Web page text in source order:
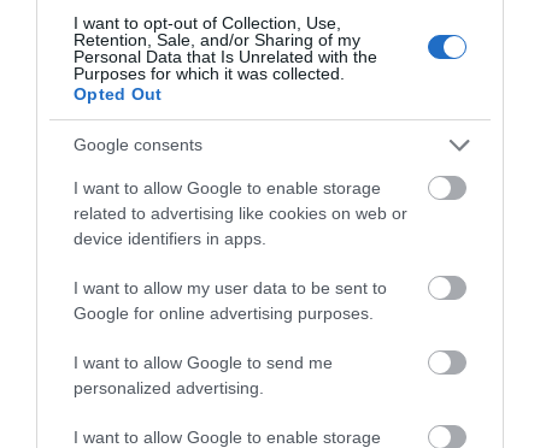
I want to opt-out of Collection, Use,
Retention, Sale, and/or Sharing of my
Personal Data that Is Unrelated with the
Purposes for which it was collected.
Opted Out
Google consents
I want to allow Google to enable storage
related to advertising like cookies on web or
device identifiers in apps.
I want to allow my user data to be sent to
Google for online advertising purposes.
I want to allow Google to send me
personalized advertising.
I want to allow Google to enable storage
Σε πλήρη ετοιμότητα για
ενδεχόμενο πυρκαγιάς σήμερα ο
Δήμος Χαλκιδέων- Χρήσιμα
τηλέφωνα
09.08.2026 | 10:40
και στην Εύβοια;
09.08.2026 | 10:20
Εύβοια: Νέες πινακίδες
για τον κίνδυνο
πυρκαγιάς – Σε ποια
σημεία τοποθετήθηκαν
Συναγερμός στη
Βόρεια Εύβοια:
Αγελάδες πετάγονται
στο δρόμο- Η έκκληση